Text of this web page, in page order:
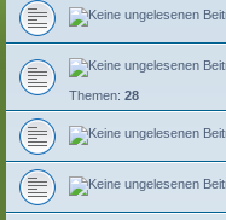
Themen: 28